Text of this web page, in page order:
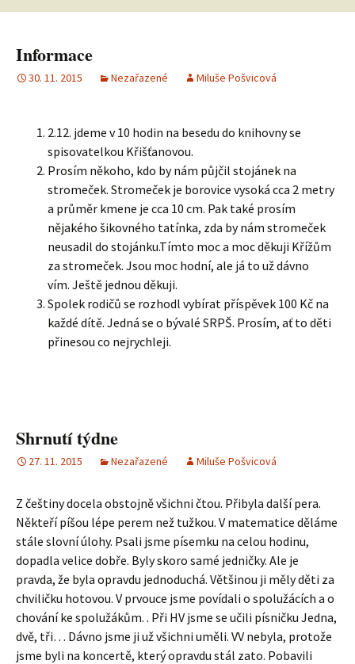
Informace
30. 11. 2015 Nezařazené Miluše Pošvicová
2.12. jdeme v 10 hodin na besedu do knihovny se
spisovatelkou Křišťanovou.
Prosím někoho, kdo by nám půjčil stojánek na
stromeček. Stromeček je borovice vysoká cca 2 metry
a průměr kmene je cca 10 cm. Pak také prosím
nějakého šikovného tatínka, zda by nám stromeček
neusadil do stojánku.Tímto moc a moc děkuji Křížům
za stromeček. Jsou moc hodní, ale já to už dávno
vím. Ještě jednou děkuji.
Spolek rodičů se rozhodl vybírat příspěvek 100 Kč na
každé dítě. Jedná se o bývalé SRPŠ. Prosím, ať to děti
přinesou co nejrychleji.
Shrnutí týdne
27. 11. 2015 Nezařazené Miluše Pošvicová
Z češtiny docela obstojně všichni čtou. Přibyla další pera.
Někteří píšou lépe perem než tužkou. V matematice děláme
stále slovní úlohy. Psali jsme písemku na celou hodinu,
dopadla velice dobře. Byly skoro samé jedničky. Ale je
pravda, že byla opravdu jednoduchá. Většinou ji měly děti za
chviličku hotovou. V prvouce jsme povídali o spolužácích a o
chování ke spolužákům. . Při HV jsme se učili písničku Jedna,
dvě, tři… Dávno jsme ji už všichni uměli. VV nebyla, protože
jsme byli na koncertě, který opravdu stál zato. Pobavili